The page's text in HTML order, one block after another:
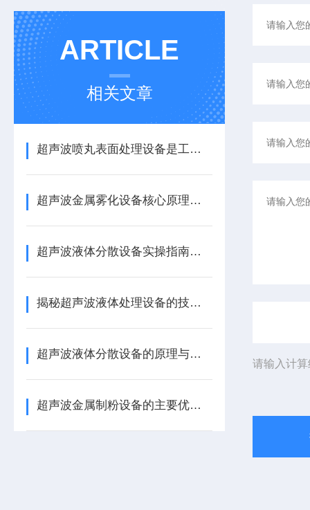
ARTICLE
相关文章
超声波喷丸表面处理设备是工艺与应用介绍
超声波金属雾化设备核心原理与应用场景
超声波液体分散设备实操指南：细节把控与工艺优化
揭秘超声波液体处理设备的技术奥秘
超声波液体分散设备的原理与应用解析
超声波金属制粉设备的主要优势体现在哪些方面
请输入计